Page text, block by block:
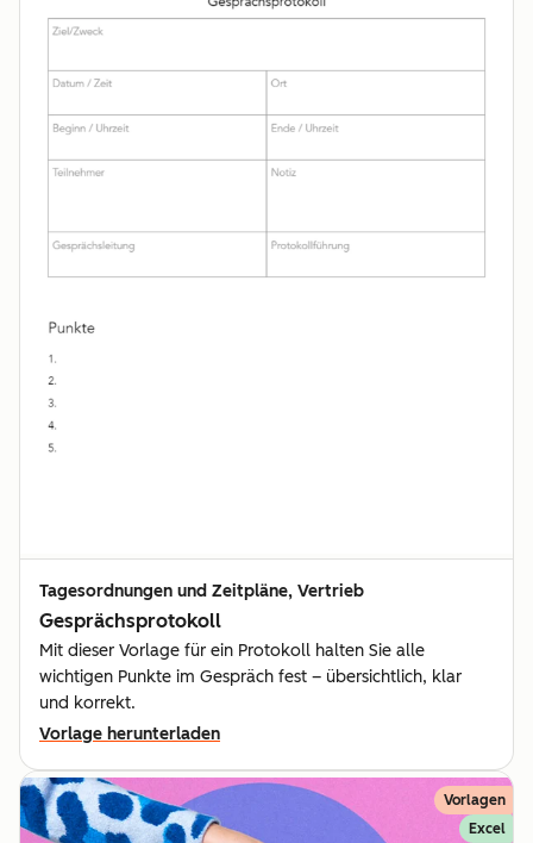
Tagesordnungen und Zeitpläne, Vertrieb
Gesprächsprotokoll
Mit dieser Vorlage für ein Protokoll halten Sie alle
wichtigen Punkte im Gespräch fest – übersichtlich, klar
und korrekt.
Vorlage herunterladen
Vorlagen
Excel